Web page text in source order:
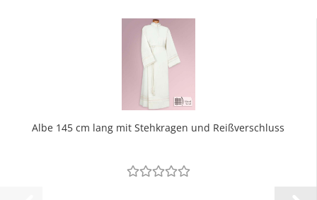
Albe 145 cm lang mit Stehkragen und Reißverschluss